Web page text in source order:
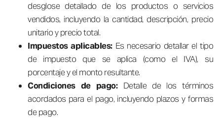
desglose detallado de los productos o servicios
vendidos, incluyendo la cantidad, descripción, precio
unitario y precio total.
Impuestos aplicables:Es necesario detallar el tipo
de impuesto que se aplica (como el IVA), su
porcentaje y el monto resultante.
Condiciones de pago: Detalle de los términos
acordados para el pago, incluyendo plazos y formas
de pago.